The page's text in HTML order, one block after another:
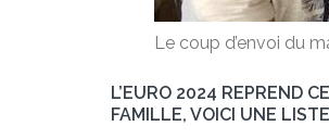
Le coup d’envoi du
L’EURO 2024 REPREND
FAMILLE, VOICI UNE